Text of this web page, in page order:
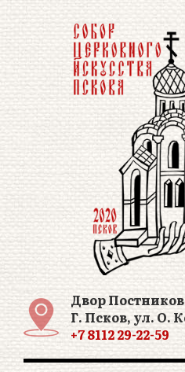
Двор
Г. Псков, ул. О.
+7 8112 29-22-59